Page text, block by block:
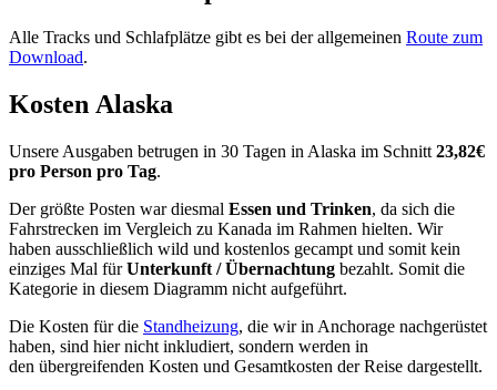
Alle Tracks und Schlafplätze gibt es bei der allgemeinen Route zum
Download.
Kosten Alaska
Unsere Ausgaben betrugen in 30 Tagen in Alaska im Schnitt 23,82€
pro Person pro Tag.
Der größte Posten war diesmal Essen und Trinken, da sich die
Fahrstrecken im Vergleich zu Kanada im Rahmen hielten. Wir
haben ausschließlich wild und kostenlos gecampt und somit kein
einziges Mal fürUnterkunft / Übernachtung bezahlt. Somit die
Kategorie in diesem Diagramm nicht aufgeführt.
Die Kosten für die Standheizung, die wir in Anchorage nachgerüstet
haben, sind hier nicht inkludiert, sondern werden in
den übergreifenden Kosten und Gesamtkosten der Reise dargestellt.